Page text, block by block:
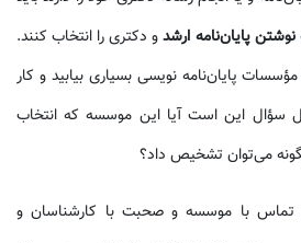
پایان‌نامه ارشدو دکتری را انتخاب کنند.
پایان‌نامه نویسی بسیاری بیابید و کار
سؤال این است آیا این موسسه‌ که انتخاب
می‌توان تشخیص داد؟
با موسسه و صحبت با کارشناسان و